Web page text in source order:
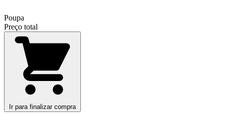
Poupa
Preço total
Ir para finalizar compra